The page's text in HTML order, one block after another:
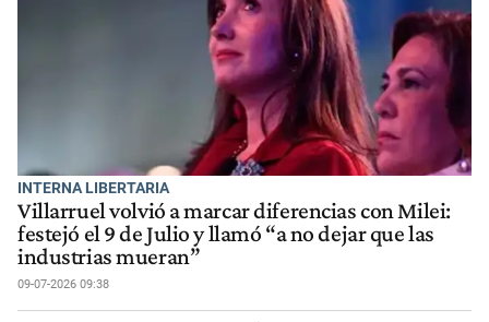
INTERNA LIBERTARIA
Villarruel volvió a marcar diferencias con Milei:
festejó el 9 de Julio y llamó “a no dejar que las
industrias mueran”
09-07-2026 09:38